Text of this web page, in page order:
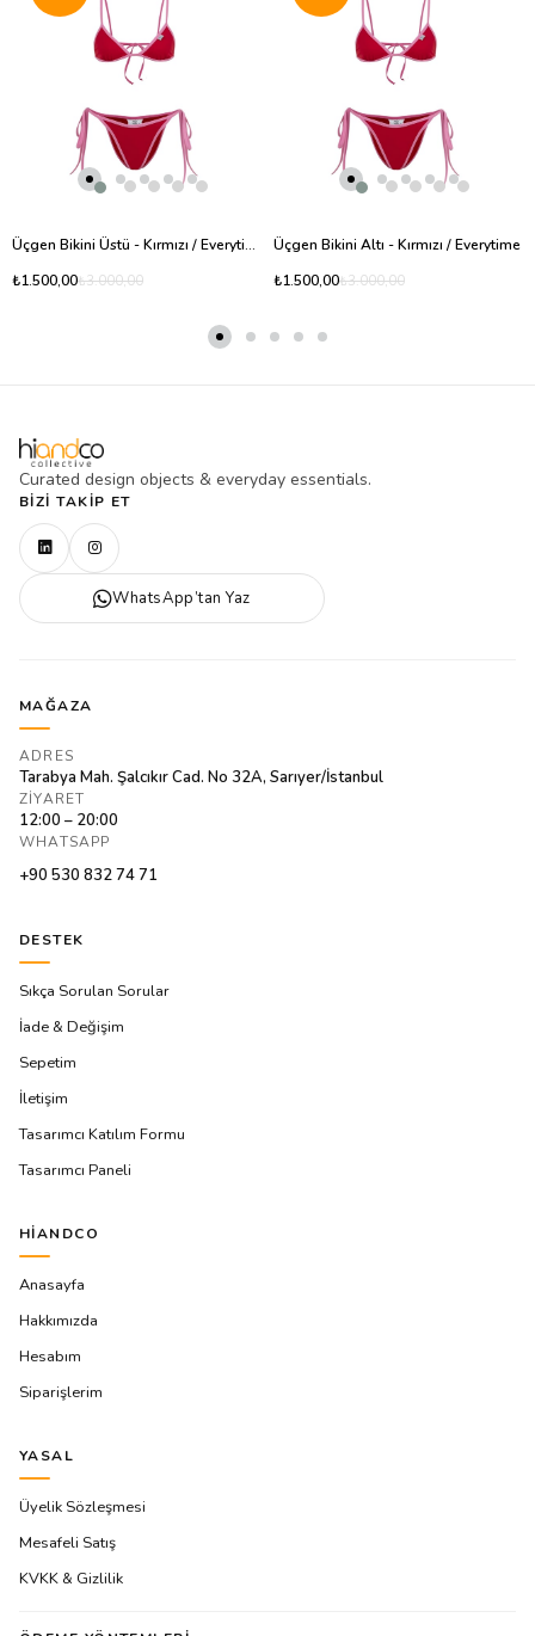
Üçgen Bikini Üstü - Kırmızı / Everytime
₺1.500,00₺3.000,00
Üçgen Bikini Altı - Kırmızı / Everytime
₺1.500,00₺3.000,00
Curated design objects & everyday essentials.
BIZI TAKIP ET
WhatsApp’tan Yaz
MAĞAZA
ADRES
Tarabya Mah. Şalcıkır Cad. No 32A, Sarıyer/İstanbul
ZIYARET
12:00 – 20:00
WHATSAPP
+90 530 832 74 71
DESTEK
Sıkça Sorulan Sorular
İade & Değişim
Sepetim
İletişim
Tasarımcı Katılım Formu
Tasarımcı Paneli
HIANDCO
Anasayfa
Hakkımızda
Hesabım
Siparişlerim
YASAL
Üyelik Sözleşmesi
Mesafeli Satış
KVKK & Gizlilik